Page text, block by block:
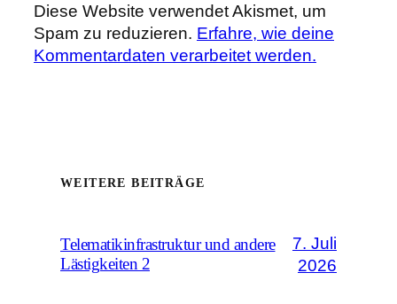
Diese Website verwendet Akismet, um
Spam zu reduzieren. Erfahre, wie deine
Kommentardaten verarbeitet werden.
WEITERE BEITRÄGE
Telematikinfrastruktur und andere
Lästigkeiten 2
7. Juli
2026